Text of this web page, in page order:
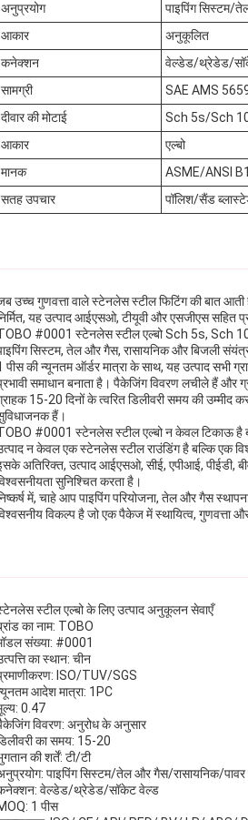
अनुप्रयोग
पाइपिंग सिस्टम/
आकार
अनुकूलित
कनेक्शन
वेल्डेड/थ्रेडेड/
सामग्री
SAE AMS
दीवार की मोटाई
Sch 5s/Sch
आकार
एल्बो
मानक
ASME/ANSI
सतह उपचार
पॉलिश/सैंड
उच्च गुणवत्ता वाले स्टेनलेस स्टील फिटिंग की बात आती
यह उत्पाद आईएसओ, टीयूवी और एसजीएस सहित
#0001 स्टेनलेस स्टील एल्बो Sch 5s, Sch
सिस्टम, तेल और गैस, रासायनिक और बिजली
पीस की न्यूनतम ऑर्डर मात्रा के साथ, यह उत्पाद सभी
समाधान बनाता है। पैकेजिंग विवरण लचीले हैं
15-20 दिनों के त्वरित डिलीवरी समय की
हैं।
#0001 स्टेनलेस स्टील एल्बो न केवल टिकाऊ है
न केवल एक स्टेनलेस स्टील राउंडिंग है बल्कि एक
अतिरिक्त, उत्पाद आईएसओ, सीई, एपीआई, पीईडी,
सुनिश्चित करता है।
में, चाहे आप पाइपिंग परियोजना, तेल और गैस
विकल्प है जो एक पैकेज में स्थायित्व, गुणवत्ता
स्टील एल्बो के लिए उत्पाद अनुकूलन सेवाएँ
का नाम: TOBO
संख्या: #0001
का स्थान: चीन
ISO/TUV/SGS
आदेश मात्रा: 1PC
0.47
विवरण: अनुरोध के अनुसार
का समय: 15-20
की शर्तें: टी/टी
पाइपिंग सिस्टम/तेल और गैस/रासायनिक/पावर
वेल्डेड/थ्रेडेड/सॉकेट वेल्ड
1 पीस